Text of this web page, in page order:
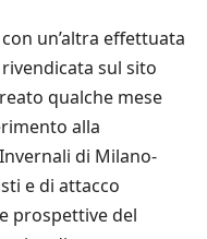
un’altra effettuata
sul sito
qualche mese
alla
di Milano-
e di attacco
prospettive del